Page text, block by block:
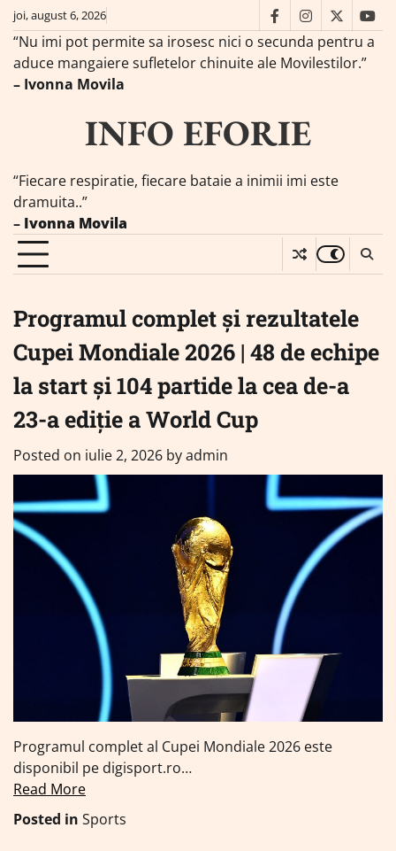
Skip
content
joi, august 6, 2026 facebookinstagram
twitter
“Nu imi pot permite sa irosesc nici o secunda pentru a
aduce mangaiere sufletelor chinuite ale Movilestilor.”
– Ivonna Movila
INFO EFORIE
“Fiecare respiratie, fiecare bataie a inimii imi este
dramuita..”
– Ivonna Movila
Programul complet și rezultatele
Cupei Mondiale 2026 | 48 de echipe
la start și 104 partide la cea de-a
23-a ediție a World Cup
Posted on iulie 2, 2026 byadmin
Programul complet al Cupei Mondiale 2026 este
disponibil pe digisport.ro…
Read More
Posted in Sports